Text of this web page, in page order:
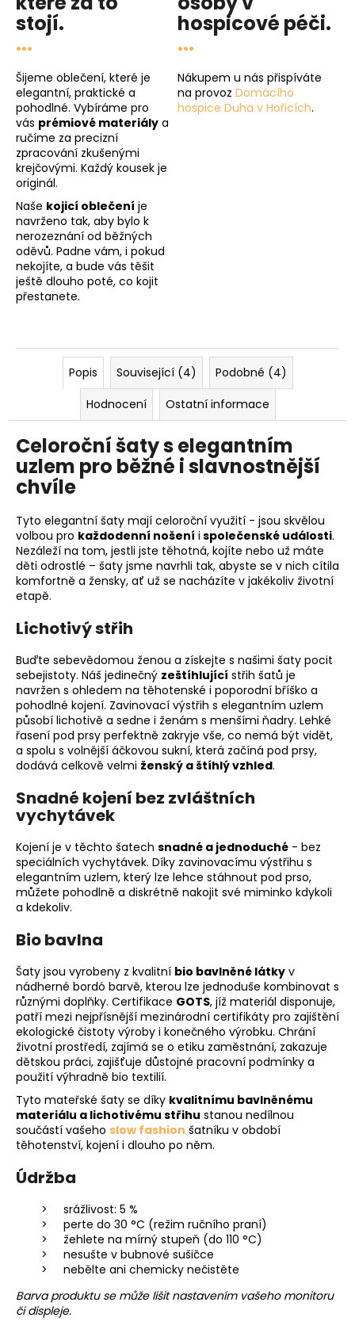
stojí.
...
Šijeme oblečení, které je
elegantní, praktické a
pohodlné. Vybíráme pro
vás prémiové materiály a
ručíme za precizní
zpracování zkušenými
krejčovými. Každý kousek je
originál.
Naše kojicí oblečení je
navrženo tak, aby bylo k
nerozeznání od běžných
oděvů. Padne vám, i pokud
nekojíte, a bude vás těšit
ještě dlouho poté, co kojit
přestanete.
hospicové péči.
...
Nákupem u nás přispíváte
na provoz Domácího
hospice Duha v Hořicích.
Popis Související (4)
Podobné (4)
Hodnocení
Ostatní informace
Celoroční šaty s elegantním
uzlem pro běžné i slavnostnější
chvíle
Tyto elegantní šaty mají celoroční využití - jsou skvělou
volbou pro každodenní nošení i společenské události.
Nezáleží na tom, jestli jste těhotná, kojíte nebo už máte
děti odrostlé – šaty jsme navrhli tak, abyste se v nich cítila
komfortně a žensky, ať už se nacházíte v jakékoliv životní
etapě.
Lichotivý střih
Buďte sebevědomou ženou a získejte s našimi šaty pocit
sebejistoty. Náš jedinečný zeštíhlující střih šatů je
navržen s ohledem na těhotenské i poporodní bříško a
pohodlné kojení. Zavinovací výstřih s elegantním uzlem
působí lichotivě a sedne i ženám s menšími ňadry. Lehké
řasení pod prsy perfektně zakryje vše, co nemá být vidět,
a spolu s volnější áčkovou sukní, která začíná pod prsy,
dodává celkově velmi ženský a štíhlý vzhled.
Snadné kojení bez zvláštních
vychytávek
Kojení je v těchto šatech snadné a jednoduché - bez
speciálních vychytávek. Díky zavinovacímu výstřihu s
elegantním uzlem, který lze lehce stáhnout pod prso,
můžete pohodlně a diskrétně nakojit své miminko kdykoli
a kdekoliv.
Bio bavlna
Šaty jsou vyrobeny z kvalitní bio bavlněné látky v
nádherné bordó barvě, kterou lze jednoduše kombinovat s
různými doplňky. Certifikace GOTS, jíž materiál disponuje,
patří mezi nejpřísnější mezinárodní certifikáty pro zajištění
ekologické čistoty výroby i konečného výrobku. Chrání
životní prostředí, zajímá se o etiku zaměstnání, zakazuje
dětskou práci, zajišťuje důstojné pracovní podmínky a
použití výhradně bio textilií.
Tyto mateřské šaty se díky kvalitnímu bavlněnému
materiálu a lichotivému střihu stanou nedílnou
součástí vašeho slow fashion šatníku v období
těhotenství, kojení i dlouho po něm.
Údržba
srážlivost: 5 %
perte do 30 °C (režim ručního praní)
žehlete na mírný stupeň (do 110 °C)
nesušte v bubnové sušičce
nebělte ani chemicky nečistěte
Barva produktu se může lišit nastavením vašeho monitoru
či displeje.